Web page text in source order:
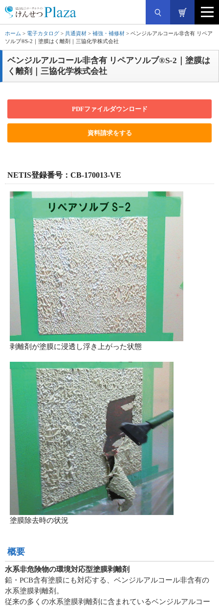
ホーム > 電子カタログ > 共通資材 > 補強・補修材 > ベンジルアルコール非含有 リペア
ソルブ®S-2｜塗膜はく離剤｜三協化学株式会社
ベンジルアルコール非含有 リペアソルブ®S-2｜塗膜は
く離剤｜三協化学株式会社
PDFファイルダウンロード
資料請求をする
NETIS登録番号：CB-170013-VE
剥離剤が塗膜に浸透し浮き上がった状態
塗膜除去時の状況
概要
水系非危険物の環境対応型塗膜剥離剤
鉛・PCB含有塗膜にも対応する、ベンジルアルコール非含有の
水系塗膜剥離剤。
従来の多くの水系塗膜剥離剤に含まれているベンジルアルコー